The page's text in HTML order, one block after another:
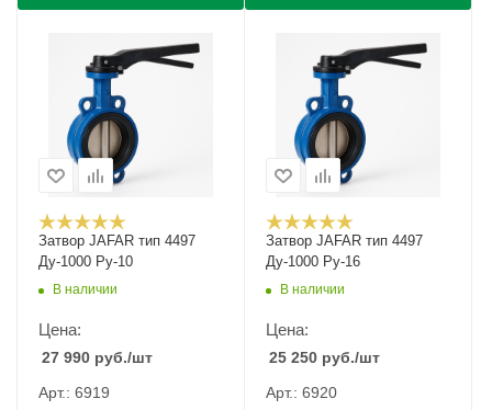
Затвор JAFAR тип 4497
Ду-1000 Ру-10
В наличии
Цена:
27 990 руб./шт
Арт.: 6919
Затвор JAFAR тип 4497
Ду-1000 Ру-16
В наличии
Цена:
25 250 руб./шт
Арт.: 6920